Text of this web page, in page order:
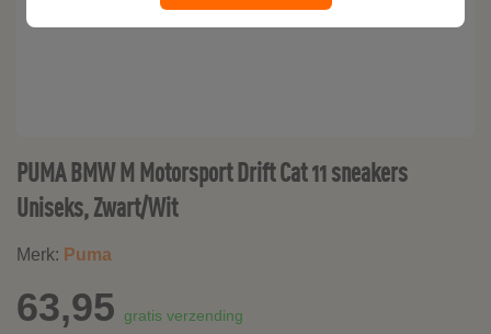
PUMA BMW M Motorsport Drift Cat 11 sneakers
Uniseks, Zwart/Wit
Merk: Puma
63,95 gratis verzending